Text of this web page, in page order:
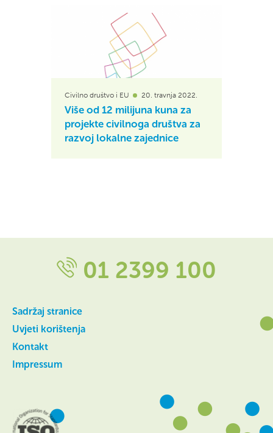
Civilno društvo i EU 20. travnja 2022.
Više od 12 milijuna kuna za
projekte civilnoga društva za
razvoj lokalne zajednice
01 2399 100
Sadržaj stranice
Uvjeti korištenja
Kontakt
Impressum